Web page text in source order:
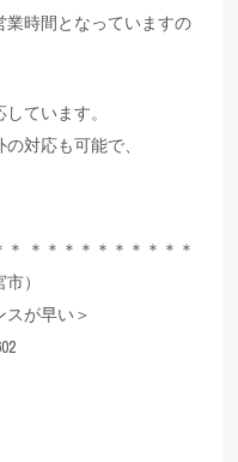
時間となっていますの
ています。
対応も可能で、
＊＊＊＊＊＊＊＊＊＊
）
スが早い＞